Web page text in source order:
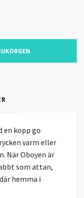
en kopp go
varm eller
När Oboyen är
som attan,
hemma i